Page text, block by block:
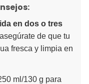
en dos o tres
de que tu
fresca y limpia en
ml/130 g para